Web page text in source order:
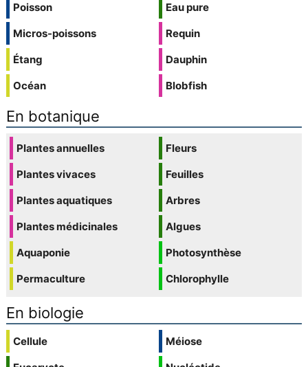
Poisson
Micros-poissons
Étang
Océan
Eau pure
Requin
Dauphin
Blobfish
En botanique
Plantes annuelles
Plantes vivaces
Plantes aquatiques
Plantes médicinales
Aquaponie
Permaculture
Fleurs
Feuilles
Arbres
Algues
Photosynthèse
Chlorophylle
En biologie
Cellule
Méiose